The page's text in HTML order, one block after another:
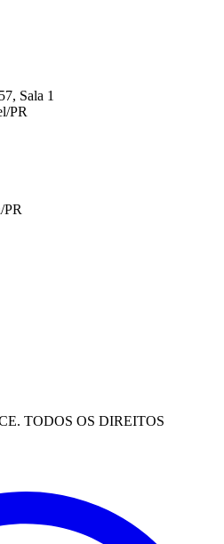
Sala 1
/PR
/PR
TODOS OS DIREITOS